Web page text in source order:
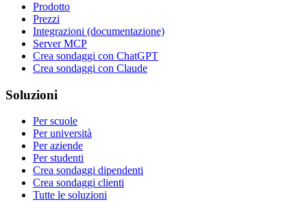
Prodotto
Prezzi
Integrazioni (documentazione)
Server MCP
Crea sondaggi con ChatGPT
Crea sondaggi con Claude
Soluzioni
Per scuole
Per università
Per aziende
Per studenti
Crea sondaggi dipendenti
Crea sondaggi clienti
Tutte le soluzioni